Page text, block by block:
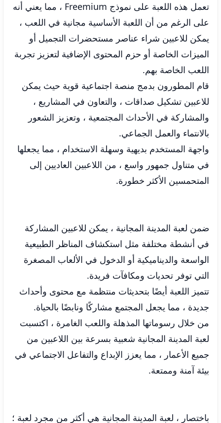
تعمل هذه اللعبة على نموذج Freemium ، مما يعني أنه
على الرغم من أن اللعبة الأساسية مجانية في اللعب ،
يمكن للاعبين شراء عناصر مستحضرات التجميل أو
الميزات الخاصة أو حزم المحتوى الإضافية لتعزيز تجربة
اللعب الخاصة بهم.
قام المطورون بدمج منصة اجتماعية قوية حيث يمكن
للاعبين تشكيل صداقات ، والتعاون في المشاريع ،
والمشاركة في الأحداث المجتمعية ، وتعزيز الشعور
بالانتماء والعمل الجماعي.
واجهة المستخدم بديهية وسهلة الاستخدام ، مما يجعلها
في متناول جمهور واسع ، من اللاعبين العاديين إلى
المتحمسين الأكثر خطورة.
ضمن لعبة المدينة المجانية ، يمكن للاعبين المشاركة
في أنشطة مختلفة مثل استكشاف المناظر الطبيعية
الواسعة والديناميكية أو الدخول في الألعاب المصغرة
التي توفر تحديات ومكافآت فريدة.
تتميز اللعبة أيضًا بتحديثات منتظمة مع محتوى وأحداث
جديدة ، مما يجعل المجتمع مشاركًا ونابضًا بالحياة.
من خلال رسوماتها المذهلة واللعب الغامرة ، اكتسبت
لعبة المدينة المجانية شعبية بسرعة بين اللاعبين من
جميع الأعمار ، مما يعزز الإبداع والتفاعل الاجتماعي في
بيئة آمنة وممتعة.
باختصار ، لعبة المدينة المجانية هي أكثر من مجرد لعبة ؛